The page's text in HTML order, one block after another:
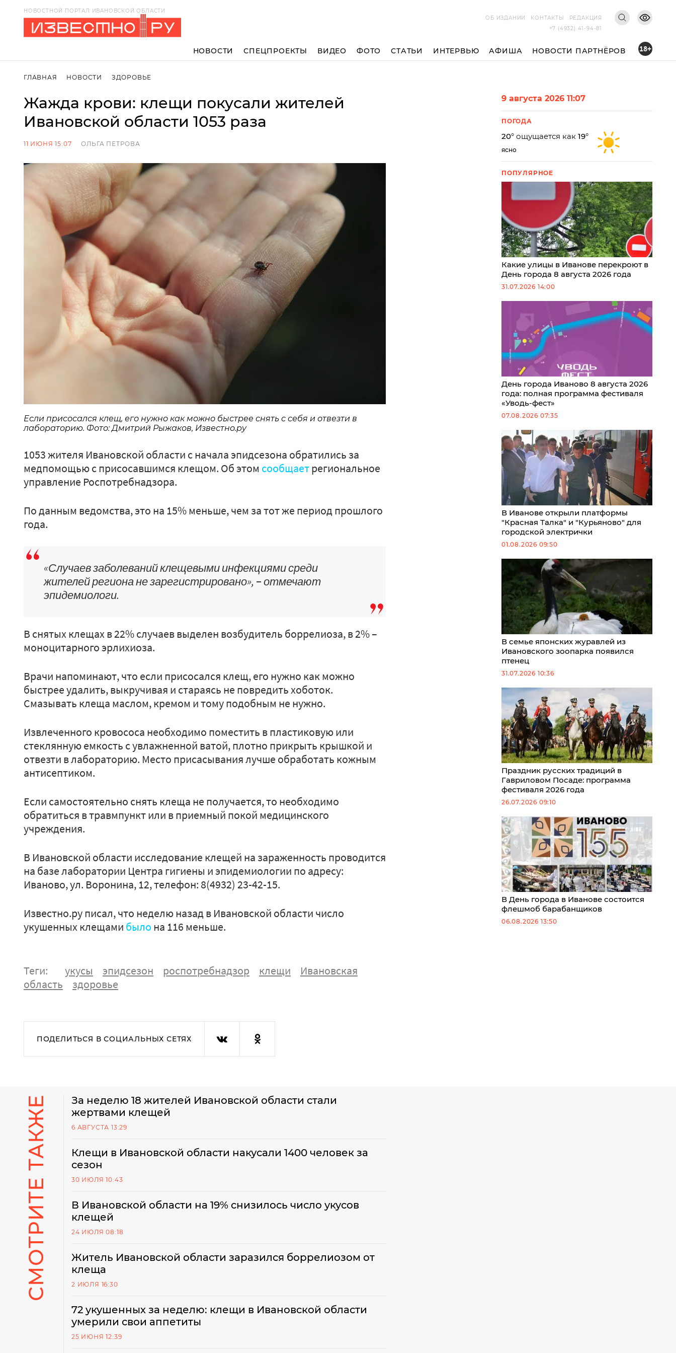
НОВОСТНОЙ ПОРТАЛ ИВАНОВСКОЙ ОБЛАСТИ
ОБ ИЗДАНИИ
КОНТАКТЫ
РЕДАКЦИЯ
+7 (4932) 41-94-81
НОВОСТИ СПЕЦПРОЕКТЫ ВИДЕО ФОТО СТАТЬИ ИНТЕРВЬЮ АФИША НОВОСТИ ПАРТНЁРОВ 18+
ГЛАВНАЯ НОВОСТИ ЗДОРОВЬЕ
Жажда крови: клещи покусали жителей
Ивановской области 1053 раза
11 ИЮНЯ 15:07 ОЛЬГА ПЕТРОВА
Если присосался клещ, его нужно как можно быстрее снять с себя и отвезти в
лабораторию. Фото: Дмитрий Рыжаков, Известно.ру
1053 жителя Ивановской области с начала эпидсезона обратились за
медпомощью с присосавшимся клещом. Об этом сообщаетрегиональное
управление Роспотребнадзора.
По данным ведомства, это на 15% меньше, чем за тот же период прошлого
года.
«Случаев заболеваний клещевыми инфекциями среди
жителей региона не зарегистрировано», − отмечают
эпидемиологи.
В снятых клещах в 22% случаев выделен возбудитель боррелиоза, в 2% –
моноцитарного эрлихиоза.
Врачи напоминают, что если присосался клещ, его нужно как можно
быстрее удалить, выкручивая и стараясь не повредить хоботок.
Смазывать клеща маслом, кремом и тому подобным не нужно.
Извлеченного кровососа необходимо поместить в пластиковую или
стеклянную емкость с увлажненной ватой, плотно прикрыть крышкой и
отвезти в лабораторию. Место присасывания лучше обработать кожным
антисептиком.
Если самостоятельно снять клеща не получается, то необходимо
обратиться в травмпункт или в приемный покой медицинского
учреждения.
В Ивановской области исследование клещей на зараженность проводится
на базе лаборатории Центра гигиены и эпидемиологии по адресу:
Иваново, ул. Воронина, 12, телефон: 8(4932) 23-42-15.
Известно.ру писал, что неделю назад в Ивановской области число
укушенных клещами было на 116 меньше.
Теги: укусы эпидсезон роспотребнадзор клещи
Ивановская
область
здоровье
ПОДЕЛИТЬСЯ В СОЦИАЛЬНЫХ СЕТЯХ
9 августа 2026 11:07
ПОГОДА
20° ощущается как 19°
ясно
ПОПУЛЯРНОЕ
Какие улицы в Иванове перекроют в
День города 8 августа 2026 года
31.07.2026 14:00
День города Иваново 8 августа 2026
года: полная программа фестиваля
«Уводь-фест»
07.08.2026 07:35
В Иванове открыли платформы
"Красная Талка" и "Курьяново" для
городской электрички
01.08.2026 09:50
В семье японских журавлей из
Ивановского зоопарка появился
птенец
31.07.2026 10:36
Праздник русских традиций в
Гавриловом Посаде: программа
фестиваля 2026 года
26.07.2026 09:10
В День города в Иванове состоится
флешмоб барабанщиков
06.08.2026 13:50
СМОТРИТЕ ТАКЖЕ
За неделю 18 жителей Ивановской области стали
жертвами клещей
6 АВГУСТА 13:29
Клещи в Ивановской области накусали 1400 человек за
сезон
30 ИЮЛЯ 10:43
В Ивановской области на 19% снизилось число укусов
клещей
24 ИЮЛЯ 08:18
Житель Ивановской области заразился боррелиозом от
клеща
2 ИЮЛЯ 16:30
72 укушенных за неделю: клещи в Ивановской области
умерили свои аппетиты
25 ИЮНЯ 12:39